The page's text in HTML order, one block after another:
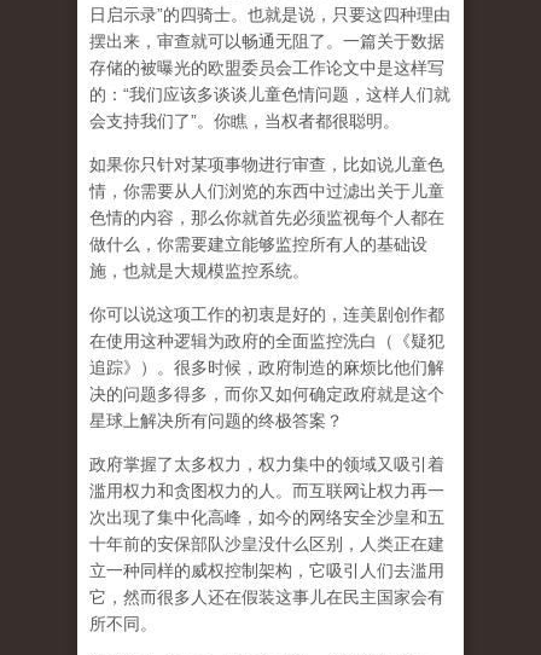
日启示录”的四骑士。也就是说，只要这四种理由
摆出来，审查就可以畅通无阻了。一篇关于数据
存储的被曝光的欧盟委员会工作论文中是这样写
的：“我们应该多谈谈儿童色情问题，这样人们就
会支持我们了”。你瞧，当权者都很聪明。
如果你只针对某项事物进行审查，比如说儿童色
情，你需要从人们浏览的东西中过滤出关于儿童
色情的内容，那么你就首先必须监视每个人都在
做什么，你需要建立能够监控所有人的基础设
施，也就是大规模监控系统。
你可以说这项工作的初衷是好的，连美剧创作都
在使用这种逻辑为政府的全面监控洗白（《疑犯
追踪》）。 很多时候，政府制造的麻烦比他们解
决的问题多得多，而你又如何确定政府就是这个
星球上解决所有问题的终极答案？
政府掌握了太多权力，权力集中的领域又吸引着
滥用权力和贪图权力的人。而互联网让权力再一
次出现了集中化高峰， 如今的网络安全沙皇和五
十年前的安保部队沙皇没什么区别，人类正在建
立一种同样的威权控制架构，它吸引人们去滥用
它，然而很多人还在假装这事儿在民主国家会有
所不同。